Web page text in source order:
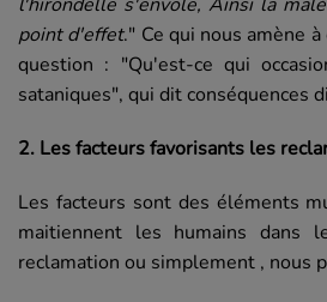
point d'effet." Ce qui nous amène
question : "Qu'est-ce qui
sataniques", qui dit conséquences
2. Les facteurs favorisants les
Les facteurs sont des éléments
maitiennent les humains dans
reclamation ou simplement , nous